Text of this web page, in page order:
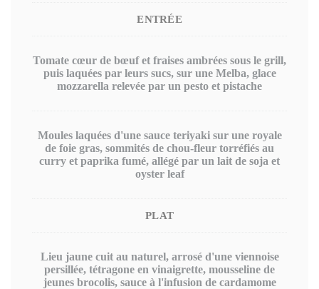
ENTRÉE
Tomate cœur de bœuf et fraises ambrées sous le grill,
puis laquées par leurs sucs, sur une Melba, glace
mozzarella relevée par un pesto et pistache
Moules laquées d'une sauce teriyaki sur une royale
de foie gras, sommités de chou-fleur torréfiés au
curry et paprika fumé, allégé par un lait de soja et
oyster leaf
PLAT
Lieu jaune cuit au naturel, arrosé d'une viennoise
persillée, tétragone en vinaigrette, mousseline de
jeunes brocolis, sauce à l'infusion de cardamome